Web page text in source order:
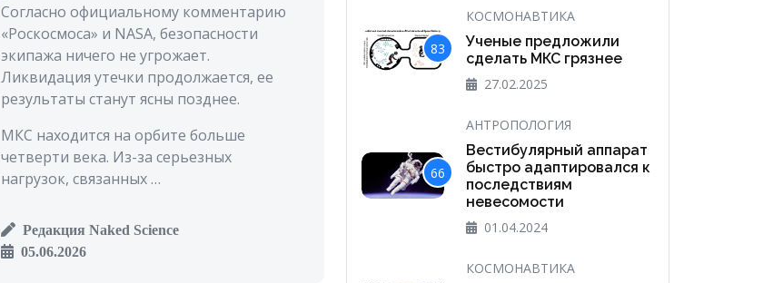
Согласно официальному комментарию
«Роскосмоса» и NASA, безопасности
экипажа ничего не угрожает.
Ликвидация утечки продолжается, ее
результаты станут ясны позднее.
МКС находится на орбите больше
четверти века. Из-за серьезных
нагрузок, связанных …
Редакция Naked Science
05.06.2026
83
КОСМОНАВТИКА
Ученые предложили
сделать МКС грязнее
27.02.2025
66
АНТРОПОЛОГИЯ
Вестибулярный аппарат
быстро адаптировался к
последствиям
невесомости
01.04.2024
КОСМОНАВТИКА